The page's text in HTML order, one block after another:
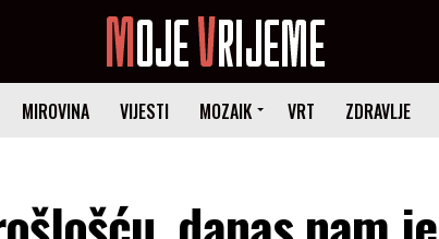
MIROVINA VIJESTI MOZAIK VRT ZDRAVLJE